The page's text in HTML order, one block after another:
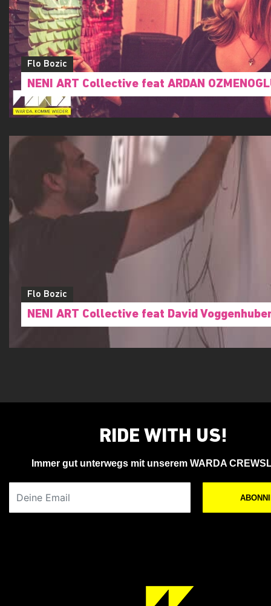
Flo Bozic
NENI ART Collective feat ARDAN
Flo Bozic
NENI ART Collective feat David
RIDE WITH US!
Immer gut unterwegs mit unserem WARDA